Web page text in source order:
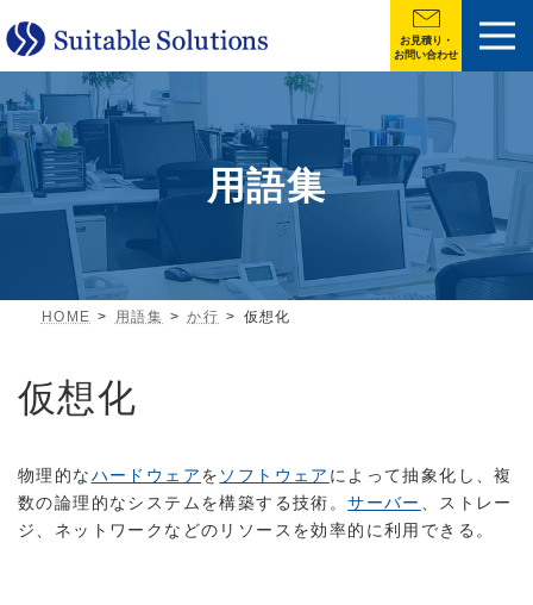
お見積り・
お問い合わせ
用語集
HOME 用語集 か行 仮想化
仮想化
物理的なハードウェアを ソフトウェア によって抽象化し、複
数の論理的なシステムを構築する技術。サーバー
、ストレー
ジ、ネットワークなどのリソースを効率的に利用できる。